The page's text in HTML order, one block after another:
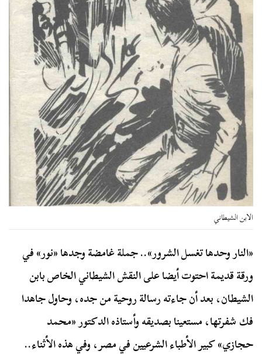
الابن الشيطاني
«النار وحدها تغسل الشرور».. جملة غامضة وجدها «نور» في
ورقة قديمة احتوت أيضا على النقش الشيطاني الخاص بابن
الشيطان، بعد أن جاءته رسالة روحية من جده، وحاول جاهدا
فك شفرتها، مستعينا بصديقه وأستاذه الدكتور «محمد
حجازي» كبير الأطباء الشرعيين في مصر، وفي هذه الأثناء..